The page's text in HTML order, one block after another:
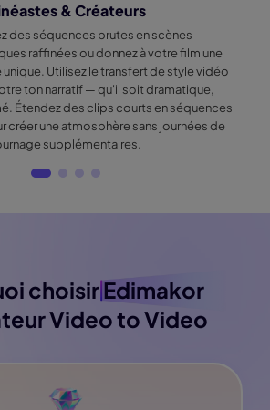
& Créateurs
des séquences brutes en scènes
raffinées ou donnez à votre film une
Utilisez le transfert de style vidéo
ton narratif — qu'il soit dramatique,
Étendez des clips courts en séquences
créer une atmosphère sans journées de
supplémentaires.
choisirEdimakor
Video to Video